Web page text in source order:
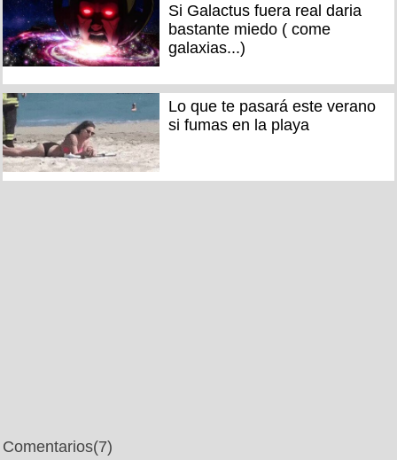
Si Galactus fuera real daria
bastante miedo ( come
galaxias...)
Lo que te pasará este verano
si fumas en la playa
Comentarios(7)